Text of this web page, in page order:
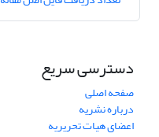
دسترسی سریع
صفحه اصلی
درباره نشریه
اعضای هیات تحریریه